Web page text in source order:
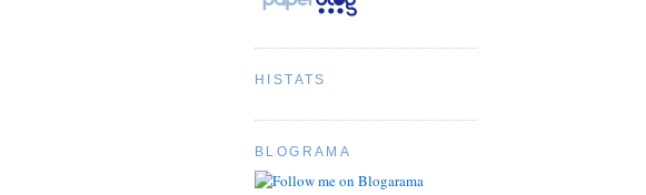
HISTATS
BLOGRAMA